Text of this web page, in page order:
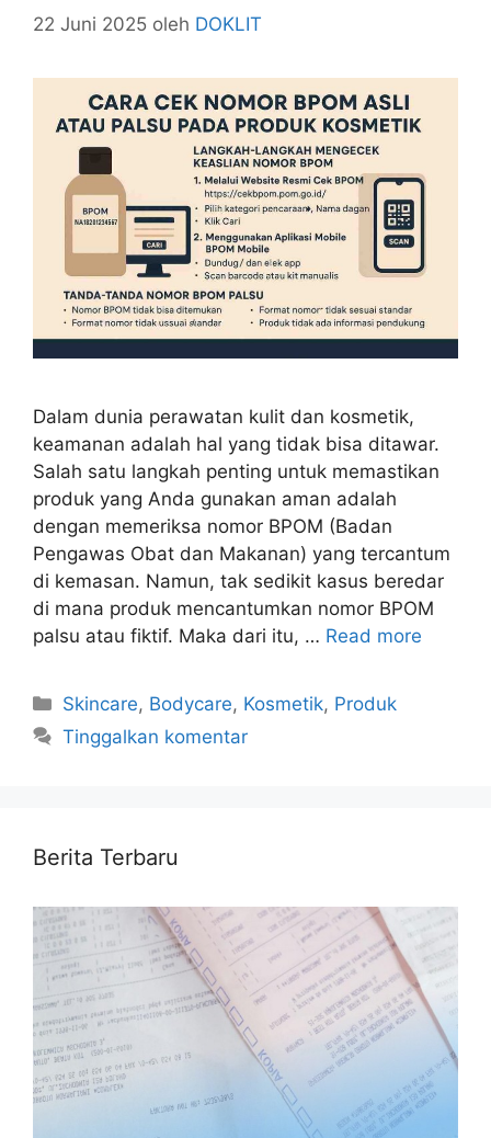
22 Juni 2025 oleh DOKLIT
Dalam dunia perawatan kulit dan kosmetik,
keamanan adalah hal yang tidak bisa ditawar.
Salah satu langkah penting untuk memastikan
produk yang Anda gunakan aman adalah
dengan memeriksa nomor BPOM (Badan
Pengawas Obat dan Makanan) yang tercantum
di kemasan. Namun, tak sedikit kasus beredar
di mana produk mencantumkan nomor BPOM
palsu atau fiktif. Maka dari itu, … Read more
Kategori
Skincare, Bodycare, Kosmetik, Produk
Tinggalkan komentar
Berita Terbaru